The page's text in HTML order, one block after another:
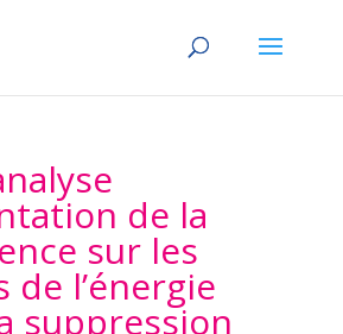
de la
sur les
de l’énergie
suppression